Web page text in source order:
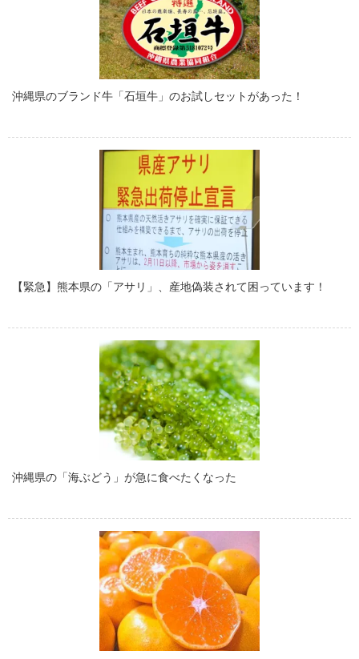
沖縄県のブランド牛「石垣牛」のお試しセットがあった！
【緊急】熊本県の「アサリ」、産地偽装されて困っています！
沖縄県の「海ぶどう」が急に食べたくなった